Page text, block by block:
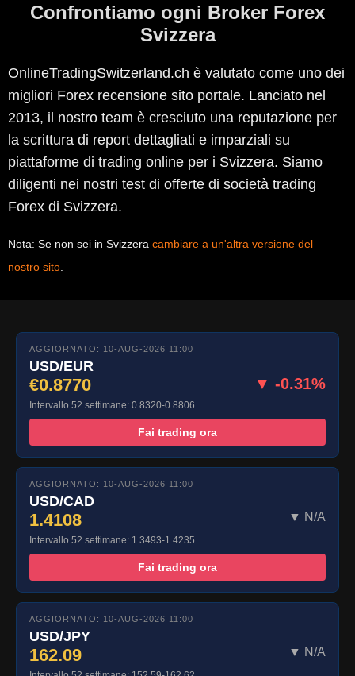
Confrontiamo ogni Broker Forex
Svizzera
OnlineTradingSwitzerland.ch è valutato come uno dei
migliori Forex recensione sito portale. Lanciato nel
2013, il nostro team è cresciuto una reputazione per
la scrittura di report dettagliati e imparziali su
piattaforme di trading online per i Svizzera. Siamo
diligenti nei nostri test di offerte di società trading
Forex di Svizzera.
Nota: Se non sei in Svizzera cambiare a un'altra versione del
nostro sito
AGGIORNATO: 10-AUG-2026 11:00
USD/EUR
€0.8770 ▼ -0.31%
Intervallo 52 settimane: 0.8320-0.8806
Fai trading ora
AGGIORNATO: 10-AUG-2026 11:00
USD/CAD
1.4108 ▼ N/A
Intervallo 52 settimane: 1.3493-1.4235
Fai trading ora
AGGIORNATO: 10-AUG-2026 11:00
USD/JPY
162.09 ▼ N/A